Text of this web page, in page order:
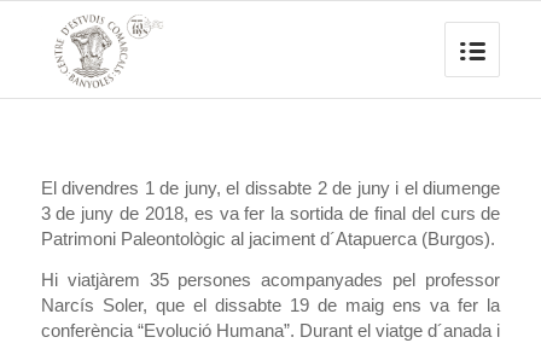
El divendres 1 de juny, el dissabte 2 de juny i el diumenge
3 de juny de 2018, es va fer la sortida de final del curs de
Patrimoni Paleontològic al jaciment d´Atapuerca (Burgos).
Hi viatjàrem 35 persones acompanyades pel professor
Narcís Soler, que el dissabte 19 de maig ens va fer la
conferència “Evolució Humana”. Durant el viatge d´anada i